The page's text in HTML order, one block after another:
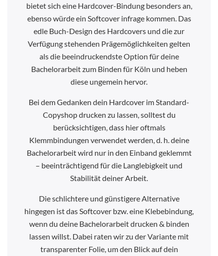
bietet sich eine Hardcover-Bindung besonders an,
ebenso würde ein Softcover infrage kommen. Das
edle Buch-Design des Hardcovers und die zur
Verfügung stehenden Prägemöglichkeiten gelten
als die beeindruckendste Option für deine
Bachelorarbeit zum Binden für Köln und heben
diese ungemein hervor.
Bei dem Gedanken dein Hardcover im Standard-
Copyshop drucken zu lassen, solltest du
berücksichtigen, dass hier oftmals
Klemmbindungen verwendet werden, d. h. deine
Bachelorarbeit wird nur in den Einband geklemmt
– beeinträchtigend für die Langlebigkeit und
Stabilität deiner Arbeit.
Die schlichtere und günstigere Alternative
hingegen ist das Softcover bzw. eine Klebebindung,
wenn du deine Bachelorarbeit drucken & binden
lassen willst. Dabei raten wir zu der Variante mit
transparenter Folie, um den Blick auf dein